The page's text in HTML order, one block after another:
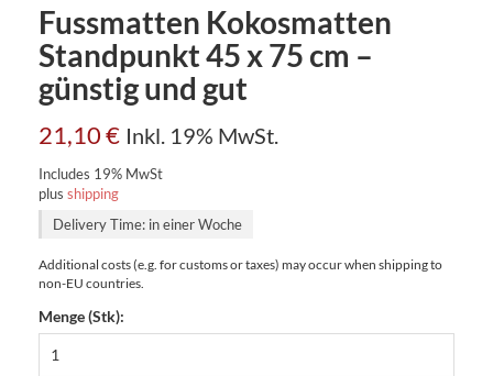
Fussmatten Kokosmatten
Standpunkt 45 x 75 cm –
günstig und gut
21,10€ Inkl. 19% MwSt.
Includes 19% MwSt
plus shipping
Delivery Time: in einer Woche
Additional costs (e.g. for customs or taxes) may occur when shipping to
non-EU countries.
Menge (Stk):
Kokosmatten